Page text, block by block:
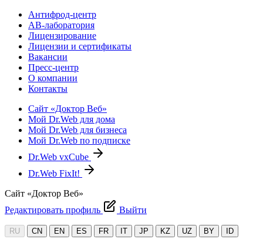
Антифрод-центр
АВ-лаборатория
Лицензирование
Лицензии и сертификаты
Вакансии
Пресс-центр
О компании
Контакты
Сайт «Доктор Веб»
Мой Dr.Web для дома
Мой Dr.Web для бизнеса
Мой Dr.Web по подписке
Dr.Web vxCube
Dr.Web FixIt!
Сайт «Доктор Веб»
Редактировать профиль
Выйти
RU CN EN ES FR IT JP KZ UZ BY ID